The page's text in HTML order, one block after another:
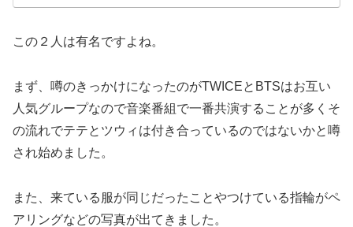
この２人は有名ですよね。
まず、噂のきっかけになったのがTWICEとBTSはお互い
人気グループなので音楽番組で一番共演することが多くそ
の流れでテテとツウィは付き合っているのではないかと噂
され始めました。
また、来ている服が同じだったことやつけている指輪がペ
アリングなどの写真が出てきました。